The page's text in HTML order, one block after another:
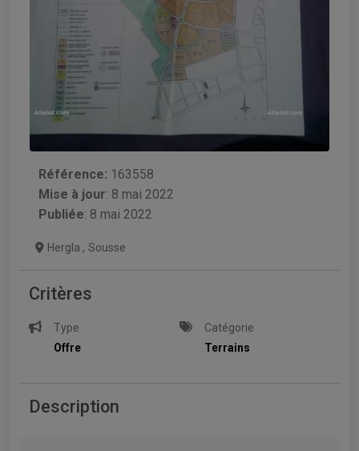
Référence: 163558
Mise à jour: 8 mai 2022
Publiée: 8 mai 2022
Hergla , Sousse
Critères
Type
Offre
Catégorie
Terrains
Description